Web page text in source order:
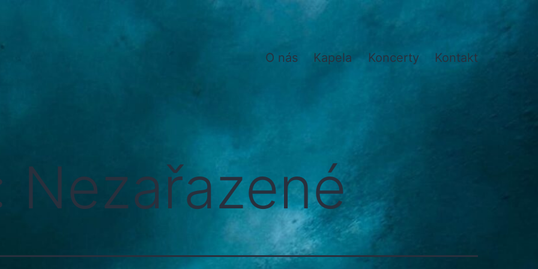
O nás Kapela Koncerty Kontakt
Nezařazené